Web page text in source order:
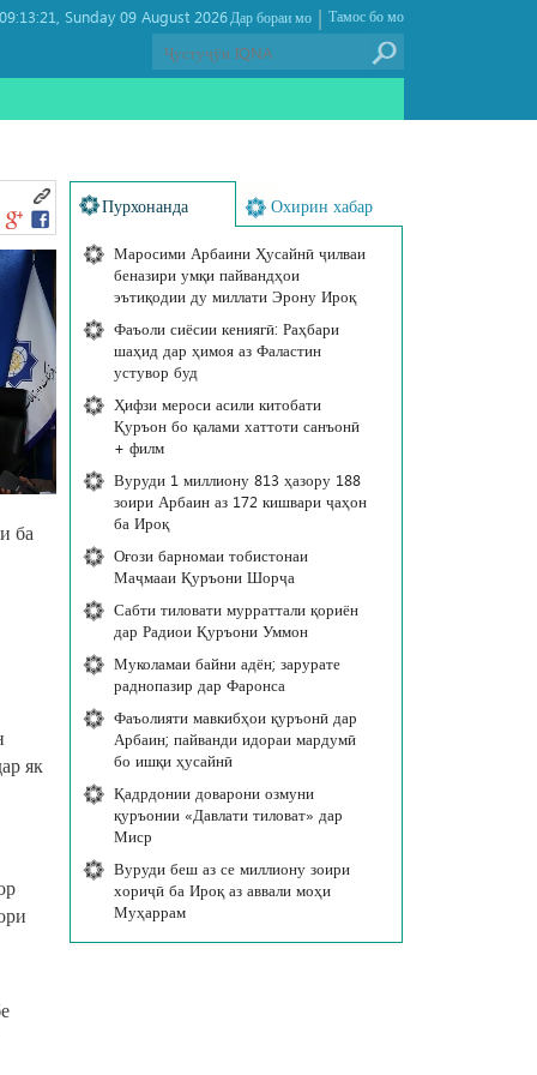
Sunday 09 August 2026 , Тамос бо мо
|
Дар бораи мо
ба
як
Пурхонанда Охирин хабар
Маросими Арбаини Ҳусайнӣ ҷилваи
беназири умқи пайвандҳои
эътиқодии ду миллати Эрону Ироқ
Фаъоли сиёсии кениягӣ: Раҳбари
шаҳид дар ҳимоя аз Фаластин
устувор буд
Ҳифзи мероси асили китобати
Қуръон бо қалами хаттоти санъонӣ
+ филм
Вуруди 1 миллиону 813 ҳазору 188
зоири Арбаин аз 172 кишвари ҷаҳон
ба Ироқ
Оғози барномаи тобистонаи
Маҷмааи Қуръони Шорҷа
Сабти тиловати мурраттали қориён
дар Радиои Қуръони Уммон
Муколамаи байни адён; зарурате
раднопазир дар Фаронса
Фаъолияти мавкибҳои қуръонӣ дар
Арбаин; пайванди идораи мардумӣ
бо ишқи ҳусайнӣ
Қадрдонии доварони озмуни
қуръонии «Давлати тиловат» дар
Миср
Вуруди беш аз се миллиону зоири
хориҷӣ ба Ироқ аз аввали моҳи
Муҳаррам